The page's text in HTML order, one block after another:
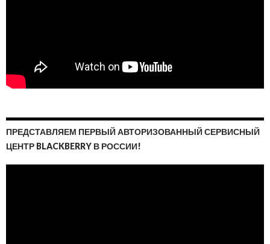
ПРЕДСТАВЛЯЕМ ПЕРВЫЙ АВТОРИЗОВАННЫЙ СЕРВИСНЫЙ
ЦЕНТР BLACKBERRY В РОССИИ!